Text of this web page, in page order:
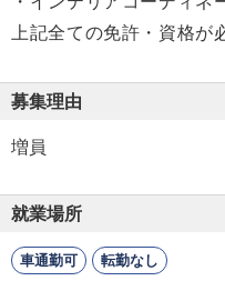
上記全ての免許・資格が
募集理由
増員
就業場所
車通勤可 転勤なし